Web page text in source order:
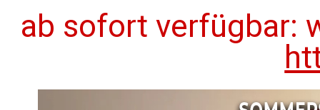
ab sofort verfügbar: